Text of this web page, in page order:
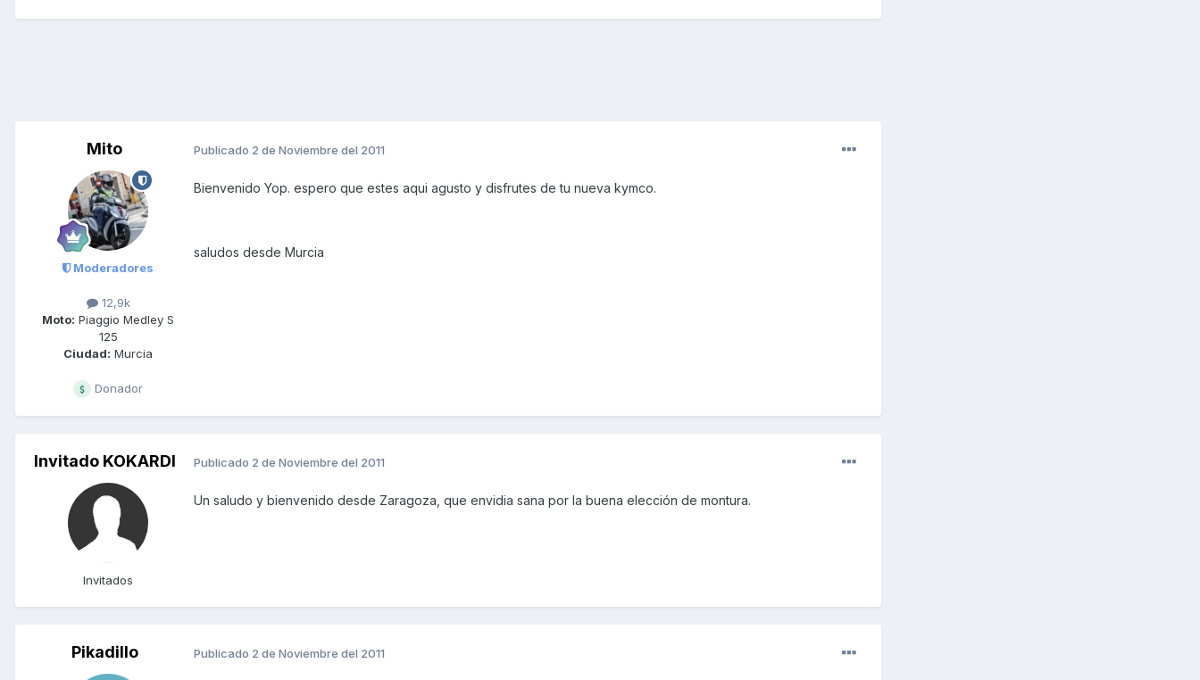
Mito
Moderadores
12,9k
Moto: Piaggio Medley S
125
Ciudad: Murcia
Donador
Publicado 2 de Noviembre del 2011
Bienvenido Yop. espero que estes aqui agusto y disfrutes de tu nueva kymco.
saludos desde Murcia
Invitado KOKARDI
Invitados
Publicado 2 de Noviembre del 2011
Un saludo y bienvenido desde Zaragoza, que envidia sana por la buena elección de montura.
Pikadillo Publicado 2 de Noviembre del 2011